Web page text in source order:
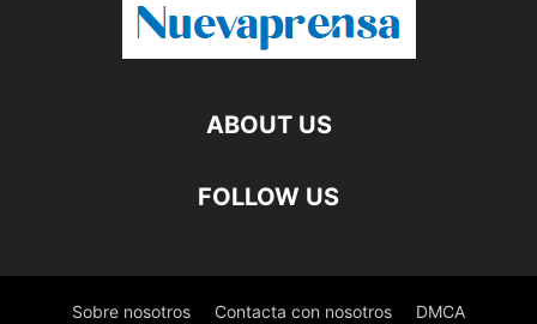
ABOUT US
FOLLOW US
Sobre nosotros Contacta con nosotros DMCA